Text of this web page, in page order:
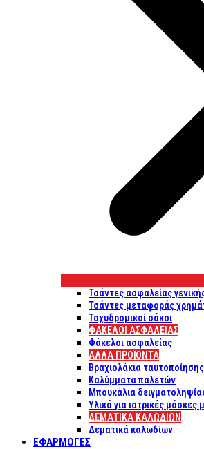
Τσάντες ασφαλείας
Τσάντες μεταφοράς
Ταχυδρομικοί σάκοι
ΦΑΚΕΛΟΙ ΑΣΦΑΛΕΙΑΣ
Φάκελοι ασφαλείας
ΑΛΛΑ ΠΡΟΪΟΝΤΑ
Βραχιολάκια ταυτοποίησης
Καλύμματα παλετών
Μπουκάλια
Υλικά για ιατρικές μάσκες
ΔΕΜΑΤΙΚΆ ΚΑΛΩΔΊΩΝ
Δεματικά καλωδίων
ΕΦΑΡΜΟΓΈΣ